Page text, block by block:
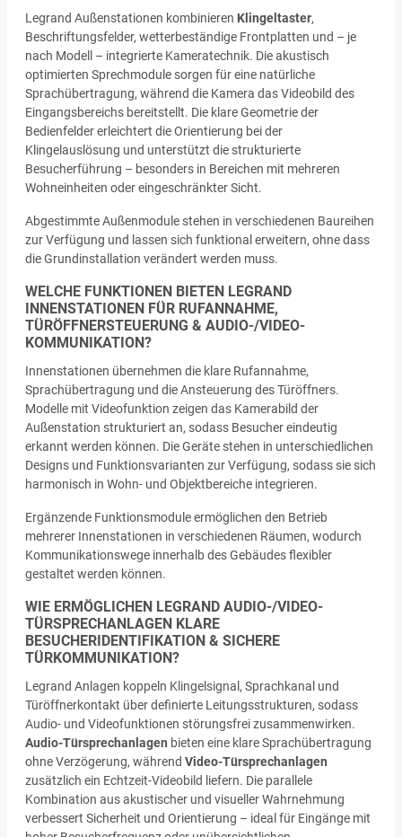
Legrand Außenstationen kombinieren Klingeltaster,
Beschriftungsfelder, wetterbeständige Frontplatten und – je
nach Modell – integrierte Kameratechnik. Die akustisch
optimierten Sprechmodule sorgen für eine natürliche
Sprachübertragung, während die Kamera das Videobild des
Eingangsbereichs bereitstellt. Die klare Geometrie der
Bedienfelder erleichtert die Orientierung bei der
Klingelauslösung und unterstützt die strukturierte
Besucherführung – besonders in Bereichen mit mehreren
Wohneinheiten oder eingeschränkter Sicht.
Abgestimmte Außenmodule stehen in verschiedenen Baureihen
zur Verfügung und lassen sich funktional erweitern, ohne dass
die Grundinstallation verändert werden muss.
WELCHE FUNKTIONEN BIETEN LEGRAND
INNENSTATIONEN FÜR RUFANNAHME,
TÜRÖFFNERSTEUERUNG & AUDIO-/VIDEO-
KOMMUNIKATION?
Innenstationen übernehmen die klare Rufannahme,
Sprachübertragung und die Ansteuerung des Türöffners.
Modelle mit Videofunktion zeigen das Kamerabild der
Außenstation strukturiert an, sodass Besucher eindeutig
erkannt werden können. Die Geräte stehen in unterschiedlichen
Designs und Funktionsvarianten zur Verfügung, sodass sie sich
harmonisch in Wohn- und Objektbereiche integrieren.
Ergänzende Funktionsmodule ermöglichen den Betrieb
mehrerer Innenstationen in verschiedenen Räumen, wodurch
Kommunikationswege innerhalb des Gebäudes flexibler
gestaltet werden können.
WIE ERMÖGLICHEN LEGRAND AUDIO-/VIDEO-
TÜRSPRECHANLAGEN KLARE
BESUCHERIDENTIFIKATION & SICHERE
TÜRKOMMUNIKATION?
Legrand Anlagen koppeln Klingelsignal, Sprachkanal und
Türöffnerkontakt über definierte Leitungsstrukturen, sodass
Audio- und Videofunktionen störungsfrei zusammenwirken.
Audio-Türsprechanlagen bieten eine klare Sprachübertragung
ohne Verzögerung, während Video-Türsprechanlagen
zusätzlich ein Echtzeit-Videobild liefern. Die parallele
Kombination aus akustischer und visueller Wahrnehmung
verbessert Sicherheit und Orientierung – ideal für Eingänge mit